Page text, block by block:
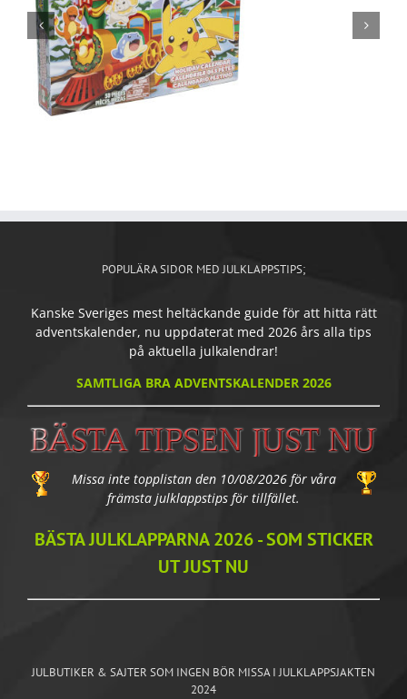
POPULÄRA SIDOR MED JULKLAPPSTIPS;
Kanske Sveriges mest heltäckande guide för att hitta rätt
adventskalender, nu uppdaterat med 2026 års alla tips
på aktuella julkalendrar!
SAMTLIGA BRA ADVENTSKALENDER 2026
Missa inte topplistan den 10/08/2026 för våra
främsta julklappstips för tillfället.
BÄSTA JULKLAPPARNA 2026 - SOM STICKER
UT JUST NU
JULBUTIKER & SAJTER SOM INGEN BÖR MISSA I JULKLAPPSJAKTEN
2024